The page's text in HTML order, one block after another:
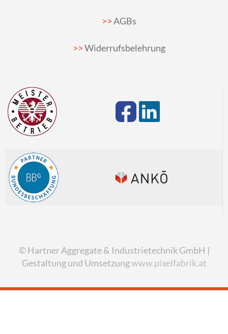
AGBs
Widerrufsbelehrung
© Hartner Aggregate & Industrietechnik GmbH |
Gestaltung und Umsetzungwww.pixelfabrik.at